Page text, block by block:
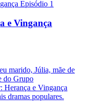
e Vingança
marido, Júlia, mãe de
do Grupo
Herança e Vingança
dramas populares.